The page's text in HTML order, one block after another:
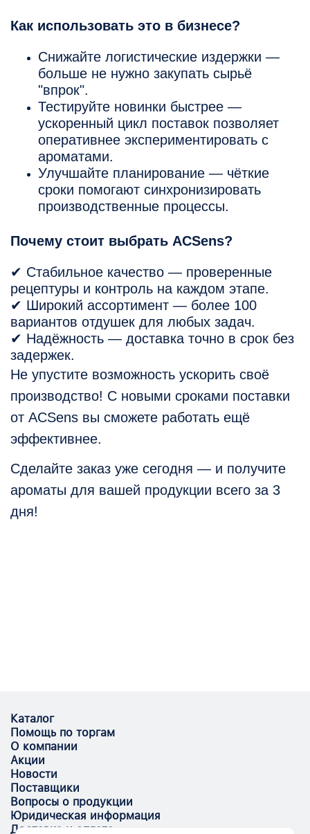
Как использовать это в бизнесе?
Снижайте логистические издержки —
больше не нужно закупать сырьё
"впрок".
Тестируйте новинки быстрее —
ускоренный цикл поставок позволяет
оперативнее экспериментировать с
ароматами.
Улучшайте планирование — чёткие
сроки помогают синхронизировать
производственные процессы.
Почему стоит выбрать ACSens?
✔ Стабильное качество — проверенные
рецептуры и контроль на каждом этапе.
✔ Широкий ассортимент — более 100
вариантов отдушек для любых задач.
✔ Надёжность — доставка точно в срок без
задержек.
Не упустите возможность ускорить своё
производство! С новыми сроками поставки
от ACSens вы сможете работать ещё
эффективнее.
Сделайте заказ уже сегодня — и получите
ароматы для вашей продукции всего за 3
дня!
Каталог
Помощь по торгам
О компании
Акции
Новости
Поставщики
Вопросы о продукции
Юридическая информация
Доставка и оплата